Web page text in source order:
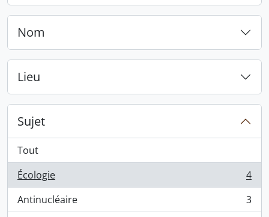
Nom
Lieu
Sujet
Tout
Écologie
, 4 résultats
4
Antinucléaire
, 3 résultats
3